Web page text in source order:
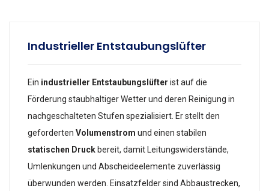
Industrieller Entstaubungslüfter
Ein industrieller Entstaubungslüfter ist auf die
Förderung staubhaltiger Wetter und deren Reinigung in
nachgeschalteten Stufen spezialisiert. Er stellt den
geforderten Volumenstrom und einen stabilen
statischen Druck bereit, damit Leitungswiderstände,
Umlenkungen und Abscheideelemente zuverlässig
überwunden werden. Einsatzfelder sind Abbaustrecken,